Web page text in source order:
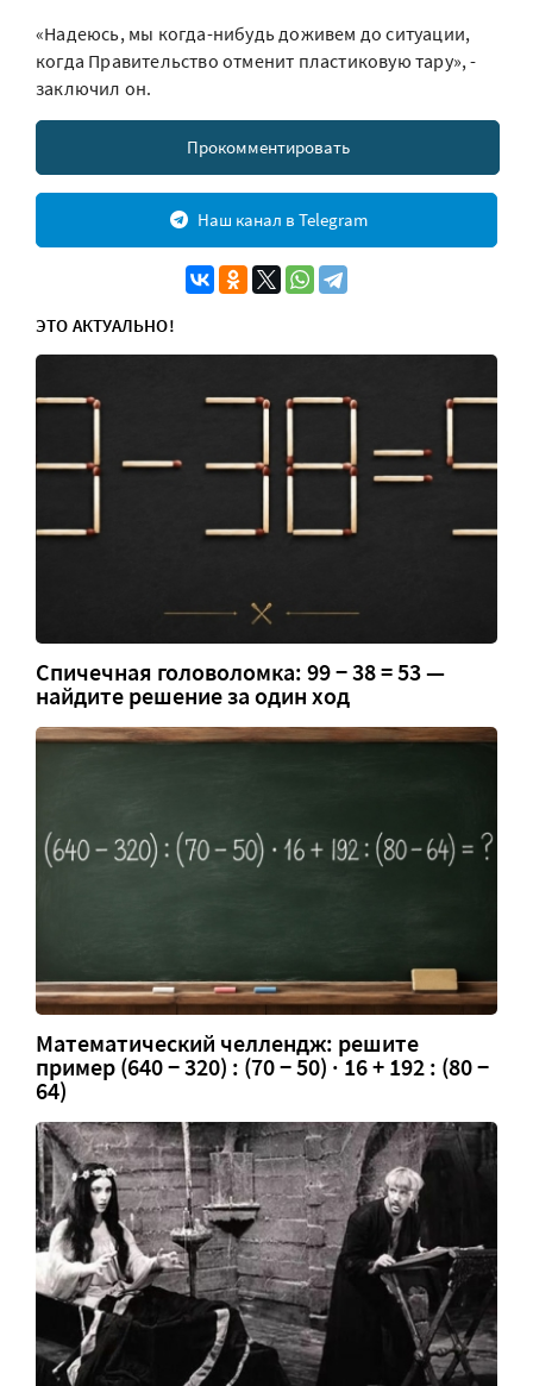
«Надеюсь, мы когда-нибудь доживем до ситуации,
когда Правительство отменит пластиковую тару», -
заключил он.
Прокомментировать
Наш канал в Telegram
ЭТО АКТУАЛЬНО!
Спичечная головоломка: 99 − 38 = 53 —
найдите решение за один ход
Математический челлендж: решите
пример (640 − 320) : (70 − 50) · 16 + 192 : (80 −
64)